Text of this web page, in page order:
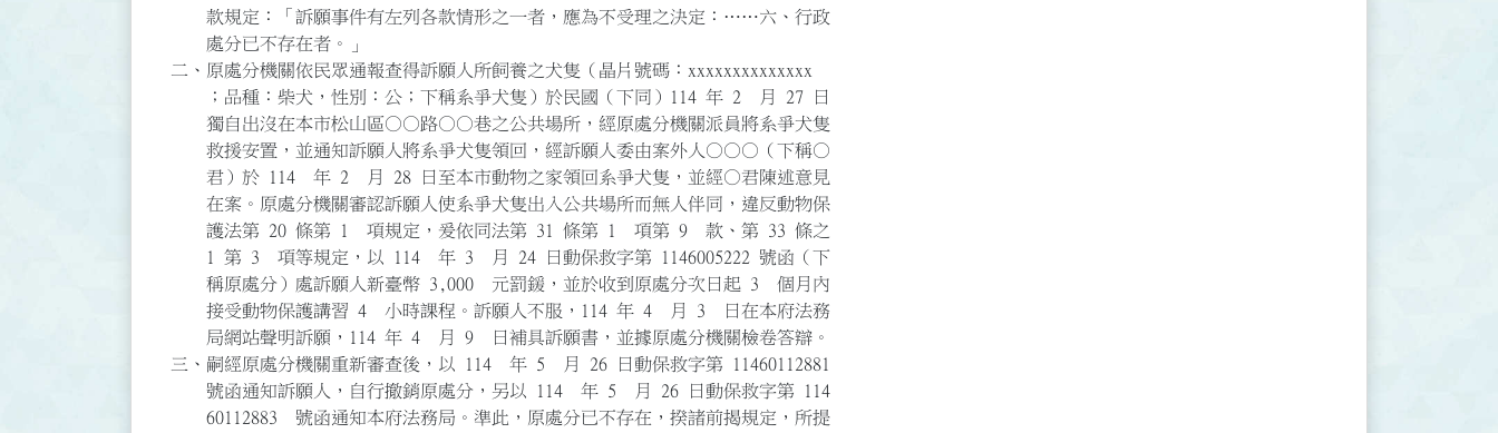
款規定：「訴願事件有左列各款情形之一者，應為不受理之決定：……六、行政
處分已不存在者。」
二、原處分機關依民眾通報查得訴願人所飼養之犬隻（晶片號碼：xxxxxxxxxxxxxx
；品種：柴犬，性別：公；下稱系爭犬隻）於民國（下同）114 年 2 月 27 日
獨自出沒在本市松山區○○路○○巷之公共場所，經原處分機關派員將系爭犬隻
救援安置，並通知訴願人將系爭犬隻領回，經訴願人委由案外人○○○（下稱○
君）於 114 年 2 月 28 日至本市動物之家領回系爭犬隻，並經○君陳述意見
在案。原處分機關審認訴願人使系爭犬隻出入公共場所而無人伴同，違反動物保
護法第 20 條第 1 項規定，爰依同法第 31 條第 1 項第 9 款、第 33 條之
1 第 3 項等規定，以 114 年 3 月 24 日動保救字第 1146005222 號函（下
稱原處分）處訴願人新臺幣 3,000 元罰鍰，並於收到原處分次日起 3 個月內
接受動物保護講習 4 小時課程。訴願人不服，114 年 4 月 3 日在本府法務
局網站聲明訴願，114 年 4 月 9 日補具訴願書，並據原處分機關檢卷答辯。
三、嗣經原處分機關重新審查後，以 114 年 5 月 26 日動保救字第 11460112881
號函通知訴願人，自行撤銷原處分，另以 114 年 5 月 26 日動保救字第 114
60112883 號函通知本府法務局。準此，原處分已不存在，揆諸前揭規定，所提